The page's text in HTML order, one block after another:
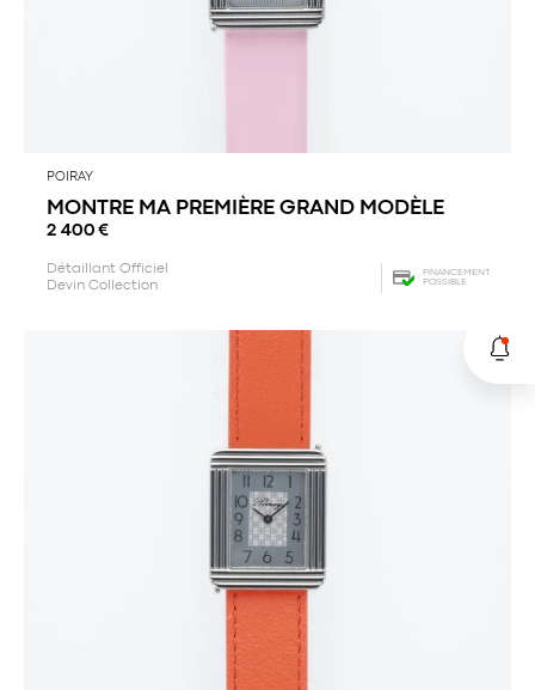
POIRAY
MONTRE MA PREMIÈRE GRAND MODÈLE
2 400 €
Détaillant Officiel
Devin Collection
FINANCEMENT
POSSIBLE